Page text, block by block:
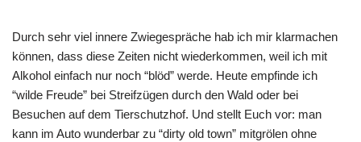
Durch sehr viel innere Zwiegespräche hab ich mir klarmachen
können, dass diese Zeiten nicht wiederkommen, weil ich mit
Alkohol einfach nur noch “blöd” werde. Heute empfinde ich
“wilde Freude” bei Streifzügen durch den Wald oder bei
Besuchen auf dem Tierschutzhof. Und stellt Euch vor: man
kann im Auto wunderbar zu “dirty old town” mitgrölen ohne